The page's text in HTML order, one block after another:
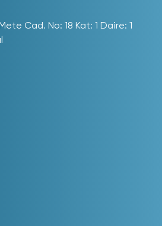
Cad. No: 18 Kat: 1 Daire: 1